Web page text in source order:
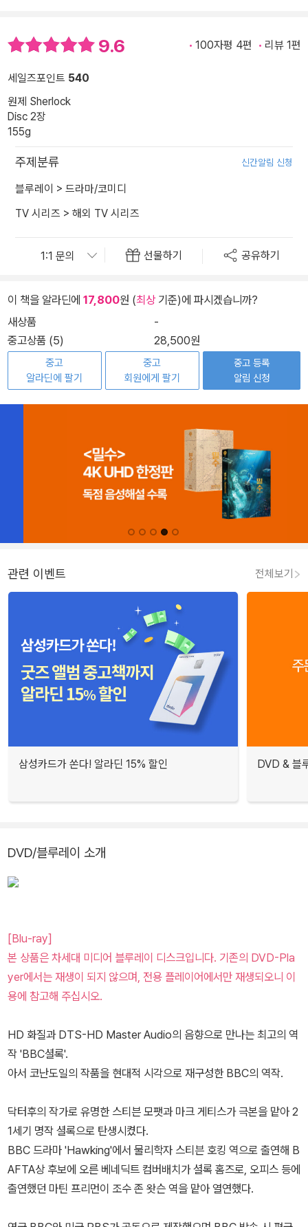
9.6 100자평 4편 리뷰 1편
세일즈포인트 540
원제 Sherlock
Disc 2장
155g
주제분류 신간알림 신청
블루레이 > 드라마/코미디
TV 시리즈 > 해외 TV 시리즈
선물하기 공유하기
이 책을 알라딘에 17,800원 (최상기준)에 파시겠습니까?
새상품
-
중고상품 (5)
28,500원
중고
알라딘에 팔기
중고
회원에게 팔기
중고 등록
알림 신청
관련 이벤트 전체보기
삼성카드가 쏜다! 알라딘 15% 할인 DVD & 블
DVD/블루레이 소개
[Blu-ray]
본 상품은 차세대 미디어 블루레이 디스크입니다. 기존의 DVD-Pla
yer에서는 재생이 되지 않으며, 전용 플레이어에서만 재생되오니 이
용에 참고해 주십시오.
HD 화질과 DTS-HD Master Audio의 음향으로 만나는 최고의 역
작 'BBC셜록'.
아서 코난도일의 작품을 현대적 시각으로 재구성한 BBC의 역작.
닥터후의 작가로 유명한 스티븐 모팻과 마크 게티스가 극본을 맡아 2
1세기 명작 셜록으로 탄생시켰다.
BBC 드라마 'Hawking'에서 물리학자 스티븐 호킹 역으로 출연해 B
AFTA상 후보에 오른 베네딕트 컴버배치가 셜록 홈즈로, 오피스 등에
출연했던 마틴 프리먼이 조수 존 왓슨 역을 맡아 열연했다.